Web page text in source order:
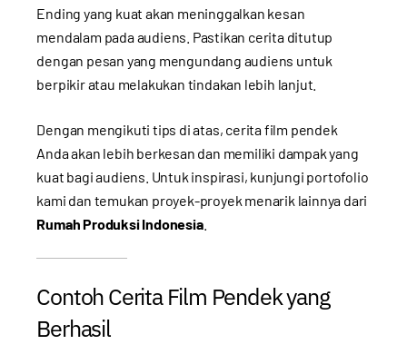
Ending yang kuat akan meninggalkan kesan
mendalam pada audiens. Pastikan cerita ditutup
dengan pesan yang mengundang audiens untuk
berpikir atau melakukan tindakan lebih lanjut.
Dengan mengikuti tips di atas, cerita film pendek
Anda akan lebih berkesan dan memiliki dampak yang
kuat bagi audiens. Untuk inspirasi, kunjungi portofolio
kami dan temukan proyek-proyek menarik lainnya dari
Rumah Produksi Indonesia.
Contoh Cerita Film Pendek yang
Berhasil